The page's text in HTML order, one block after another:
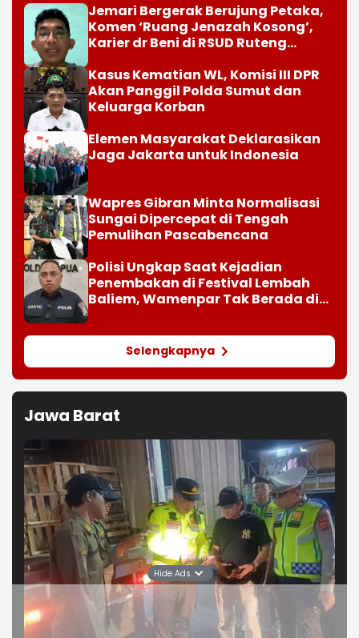
Jemari Bergerak Berujung Petaka,
Komen ‘Ruang Jenazah Kosong’,
Karier dr Beni di RSUD Ruteng
Kasus Kematian WL, Komisi III DPR
Akan Panggil Polda Sumut dan
Keluarga Korban
Elemen Masyarakat Deklarasikan
Jaga Jakarta untuk Indonesia
Wapres Gibran Minta Normalisasi
Sungai Dipercepat di Tengah
Pemulihan Pascabencana
Polisi Ungkap Saat Kejadian
Penembakan di Festival Lembah
Baliem, Wamenpar Tak Berada di
Selengkapnya
Jawa Barat
Hide Ads